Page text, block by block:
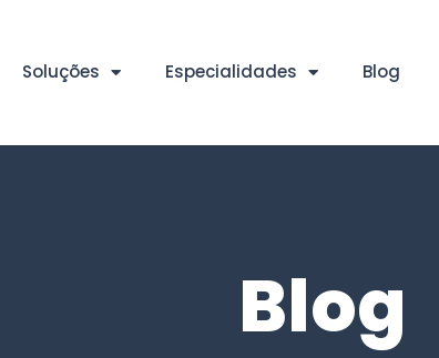
Soluções Especialidades Blog
Blog